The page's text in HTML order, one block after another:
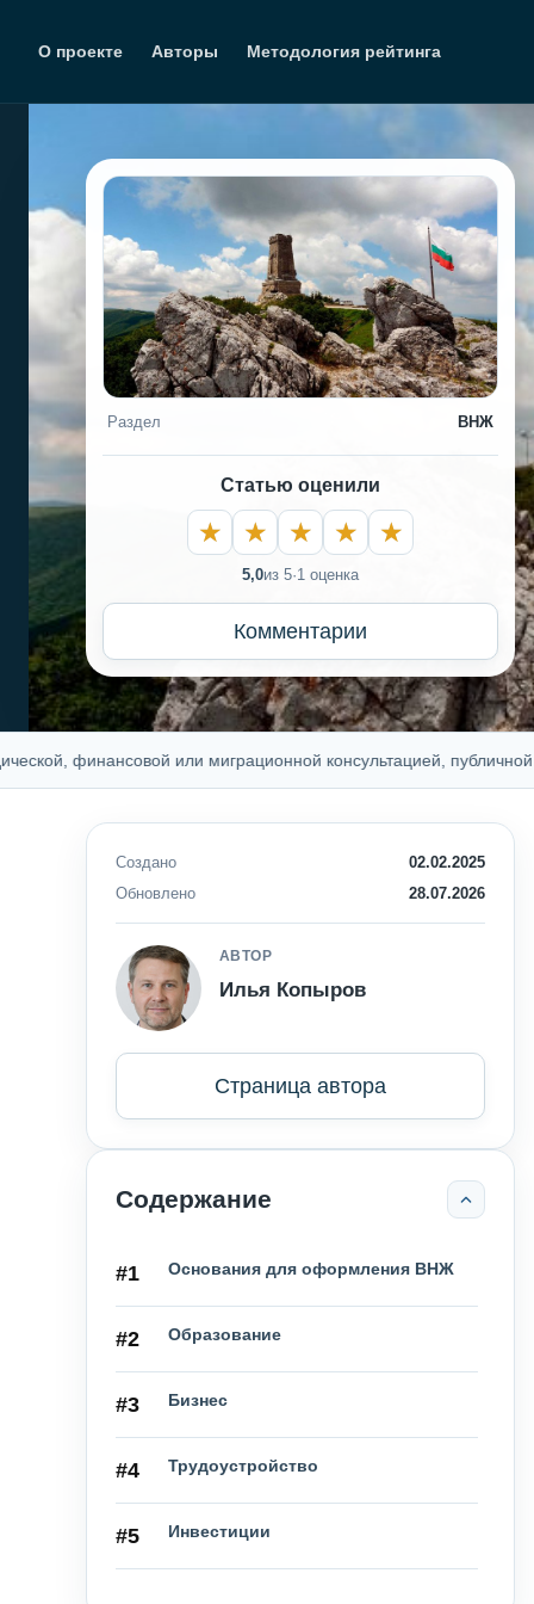
О проекте Авторы Методология рейтинга
Раздел ВНЖ
Статью оценили
5,0из 5·1 оценка
Комментарии
или миграционной консультацией, публичной
Создано
02.02.2025
Обновлено
28.07.2026
АВТОР
Илья Копыров
Страница автора
Содержание
#1 Основания для оформления ВНЖ
#2 Образование
#3 Бизнес
#4 Трудоустройство
#5 Инвестиции